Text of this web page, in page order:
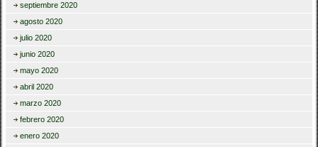
septiembre 2020
agosto 2020
julio 2020
junio 2020
mayo 2020
abril 2020
marzo 2020
febrero 2020
enero 2020